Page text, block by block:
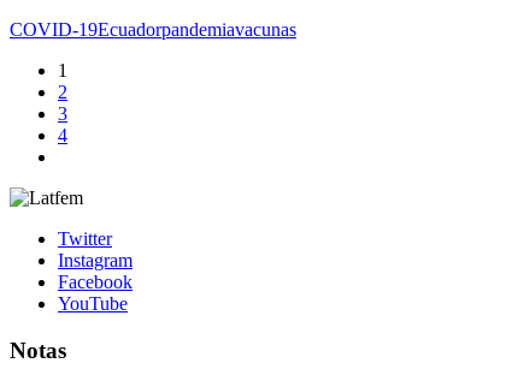
COVID-19Ecuadorpandemiavacunas
1
2
3
4
Twitter
Instagram
Facebook
YouTube
Notas